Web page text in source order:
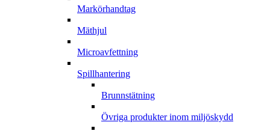
Markörhandtag
Mäthjul
Microavfettning
Spillhantering
Brunnstätning
Övriga produkter inom miljöskydd